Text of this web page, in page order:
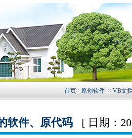
首页 原创软件 VB文
软件、原代码[ 日期：